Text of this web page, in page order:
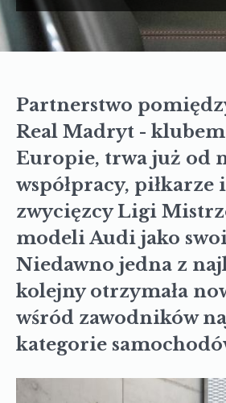
Partnerstwo
Real Madryt -
Europie, trwa już od
współpracy, piłkarze
zwycięzcy Ligi
modeli Audi jako
Niedawno jedna z
kolejny otrzymała
wśród zawodników
kategorie